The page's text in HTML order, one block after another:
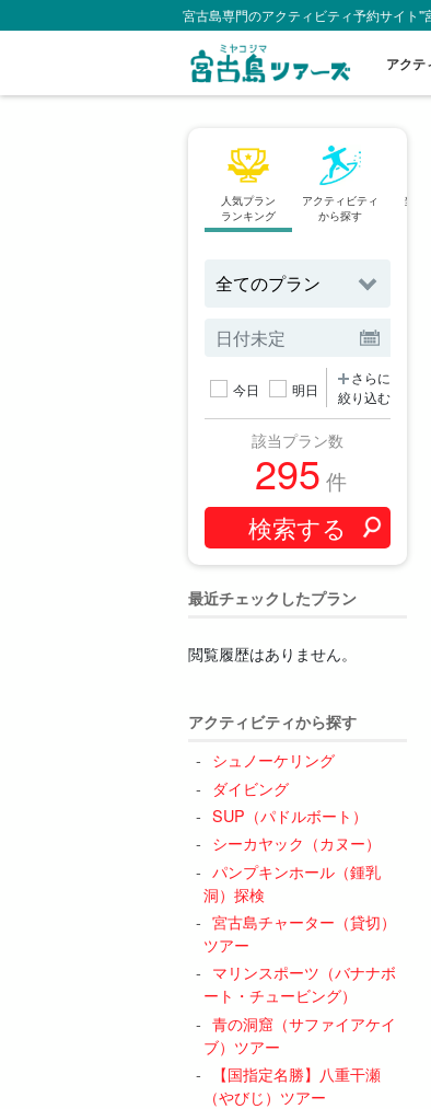
宮古島専門のアクティビティ予約サイト"
アクテ
人気プラン
ランキング
アクティビティ
から探す
当日
今日 明日
さらに
絞り込む
該当プラン数
295 件
最近チェックしたプラン
閲覧履歴はありません。
アクティビティから探す
シュノーケリング
ダイビング
SUP（パドルボート）
シーカヤック（カヌー）
パンプキンホール（鍾乳
洞）探検
宮古島チャーター（貸切）
ツアー
マリンスポーツ（バナナボ
ート・チュービング）
青の洞窟（サファイアケイ
ブ）ツアー
【国指定名勝】八重干瀬
（やびじ）ツアー